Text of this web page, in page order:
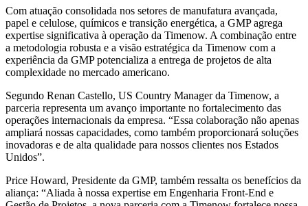
Com atuação consolidada nos setores de manufatura avançada,
papel e celulose, químicos e transição energética, a GMP agrega
expertise significativa à operação da Timenow. A combinação entre
a metodologia robusta e a visão estratégica da Timenow com a
experiência da GMP potencializa a entrega de projetos de alta
complexidade no mercado americano.
Segundo Renan Castello, US Country Manager da Timenow, a
parceria representa um avanço importante no fortalecimento das
operações internacionais da empresa. “Essa colaboração não apenas
ampliará nossas capacidades, como também proporcionará soluções
inovadoras e de alta qualidade para nossos clientes nos Estados
Unidos”.
Price Howard, Presidente da GMP, também ressalta os benefícios da
aliança: “Aliada à nossa expertise em Engenharia Front-End e